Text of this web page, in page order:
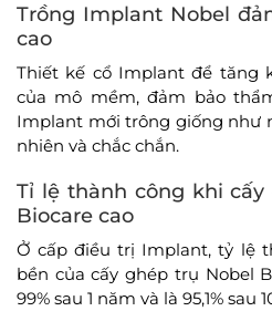
Trồng Implant Nobel
cao
Thiết kế cổ Implant để tăng
của mô mềm, đảm bảo
Implant mới trông giống như
nhiên và chắc chắn.
Tỉ lệ thành công khi
Biocare cao
Ở cấp điều trị Implant, tỷ lệ
bền của cấy ghép trụ Nobel
99% sau 1 năm và là 95,1% sau